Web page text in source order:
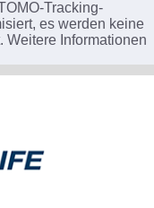
Tracking-
es werden keine
Weitere Informationen